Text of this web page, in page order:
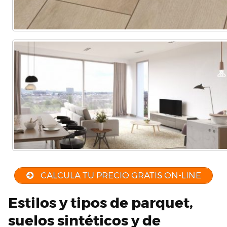
CALCULA TU PRECIO GRATIS ON-LINE
Estilos y tipos de parquet,
suelos sintéticos y de